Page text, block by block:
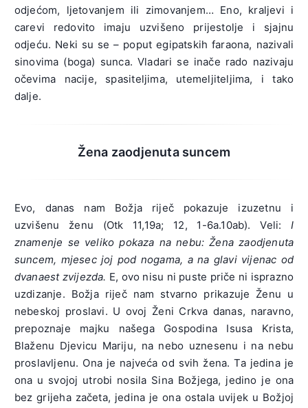
odjećom, ljetovanjem ili zimovanjem… Eno, kraljevi i
carevi redovito imaju uzvišeno prijestolje i sjajnu
odjeću. Neki su se – poput egipatskih faraona, nazivali
sinovima (boga) sunca. Vladari se inače rado nazivaju
očevima nacije, spasiteljima, utemeljiteljima, i tako
dalje.
Žena zaodjenuta suncem
Evo, danas nam Božja riječ pokazuje izuzetnu i
uzvišenu ženu (Otk 11,19a; 12, 1-6a.10ab). Veli: I
znamenje se veliko pokaza na nebu: Žena zaodjenuta
suncem, mjesec joj pod nogama, a na glavi vijenac od
dvanaest zvijezda. E, ovo nisu ni puste priče ni isprazno
uzdizanje. Božja riječ nam stvarno prikazuje Ženu u
nebeskoj proslavi. U ovoj Ženi Crkva danas, naravno,
prepoznaje majku našega Gospodina Isusa Krista,
Blaženu Djevicu Mariju, na nebo uznesenu i na nebu
proslavljenu. Ona je najveća od svih žena. Ta jedina je
ona u svojoj utrobi nosila Sina Božjega, jedino je ona
bez grijeha začeta, jedina je ona ostala uvijek u Božjoj